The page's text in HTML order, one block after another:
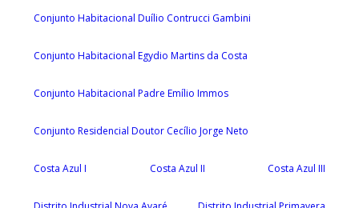
Conjunto Habitacional Duílio Contrucci Gambini
Conjunto Habitacional Egydio Martins da Costa
Conjunto Habitacional Padre Emílio Immos
Conjunto Residencial Doutor Cecílio Jorge Neto
Costa Azul I Costa Azul II Costa Azul III